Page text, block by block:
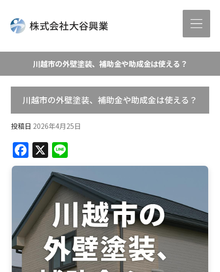
川越市の外壁塗装、補助金や助成金は使える？
川越市の外壁塗装、補助金や助成金は使える？
投稿日 2026年4月25日
F
a
e
b
o
o
k
X
n
e